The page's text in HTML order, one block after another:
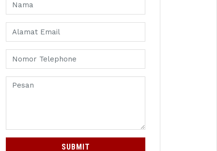
SUBMIT